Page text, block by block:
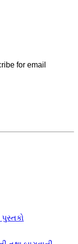
for email
પુસ્તકો